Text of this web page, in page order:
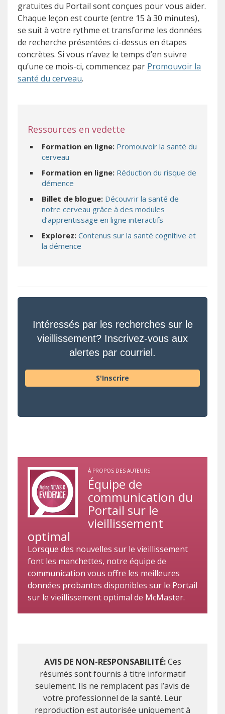
gratuites du Portail sont conçues pour vous aider.
Chaque leçon est courte (entre 15 à 30 minutes),
se suit à votre rythme et transforme les données
de recherche présentées ci-dessus en étapes
concrètes. Si vous n’avez le temps d’en suivre
qu’une ce mois-ci, commencez par Promouvoir la
santé du cerveau.
Ressources en vedette
Formation en ligne: Promouvoir la santé du
cerveau
Formation en ligne: Réduction du risque de
démence
Billet de blogue: Découvrir la santé de
notre cerveau grâce à des modules
d’apprentissage en ligne interactifs
Explorez: Contenus sur la santé cognitive et
la démence
Intéressés par les recherches sur le
vieillissement? Inscrivez-vous aux
alertes par courriel.
S'Inscrire
À PROPOS DES AUTEURS
Équipe de
communication du
Portail sur le
vieillissement
optimal
Lorsque des nouvelles sur le vieillissement
font les manchettes, notre équipe de
communication vous offre les meilleures
données probantes disponibles sur le Portail
sur le vieillissement optimal de McMaster.
AVIS DE NON-RESPONSABILITÉ: Ces
résumés sont fournis à titre informatif
seulement. Ils ne remplacent pas l’avis de
votre professionnel de la santé. Leur
reproduction est autorisée uniquement à